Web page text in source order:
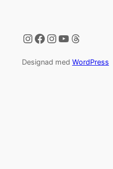
Instagram
Facebook
Instagram
YouTube
Threads
Designad med WordPress